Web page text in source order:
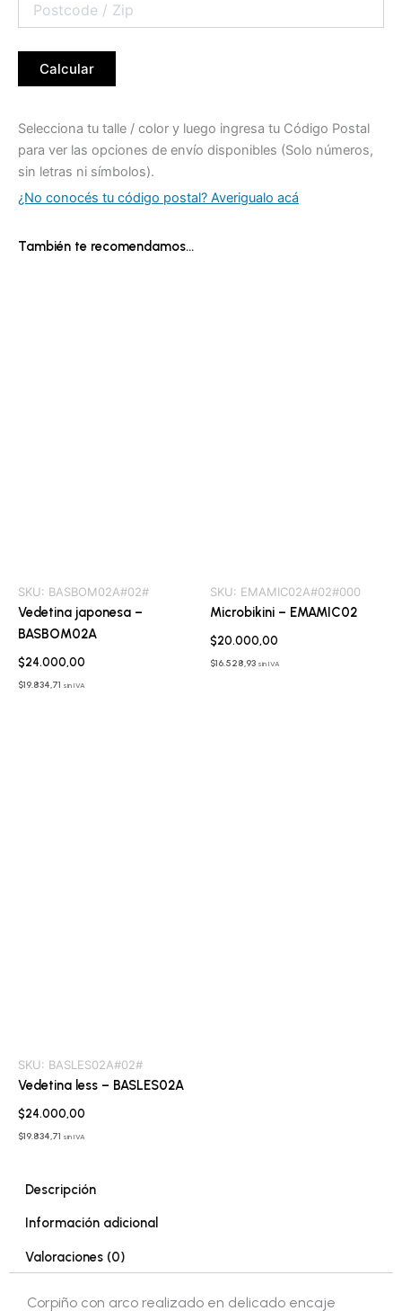
Calcular
Selecciona tu talle / color y luego ingresa tu Código Postal
para ver las opciones de envío disponibles (Solo números,
sin letras ni símbolos).
¿No conocés tu código postal? Averigualo acá
También te recomendamos…
SKU: BASBOM02A#02#
Vedetina japonesa –
BASBOM02A
$24.000,00
$19.834,71 sin IVA
SKU: EMAMIC02A#02#000
Microbikini – EMAMIC02
$20.000,00
$16.528,93 sin IVA
SKU: BASLES02A#02#
Vedetina less – BASLES02A
$24.000,00
$19.834,71 sin IVA
Descripción
Información adicional
Valoraciones (0)
Corpiño con arco realizado en delicado encaje